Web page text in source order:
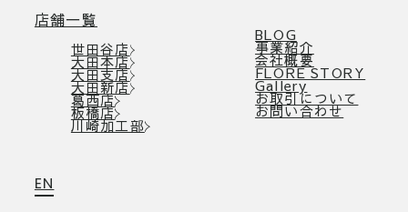
店舗一覧
世田谷店
大田本店
大田支店
大田新店
葛西店
板橋店
川崎加工部
BLOG
事業紹介
会社概要
FLORE STORY
Gallery
お取引について
お問い合わせ
EN